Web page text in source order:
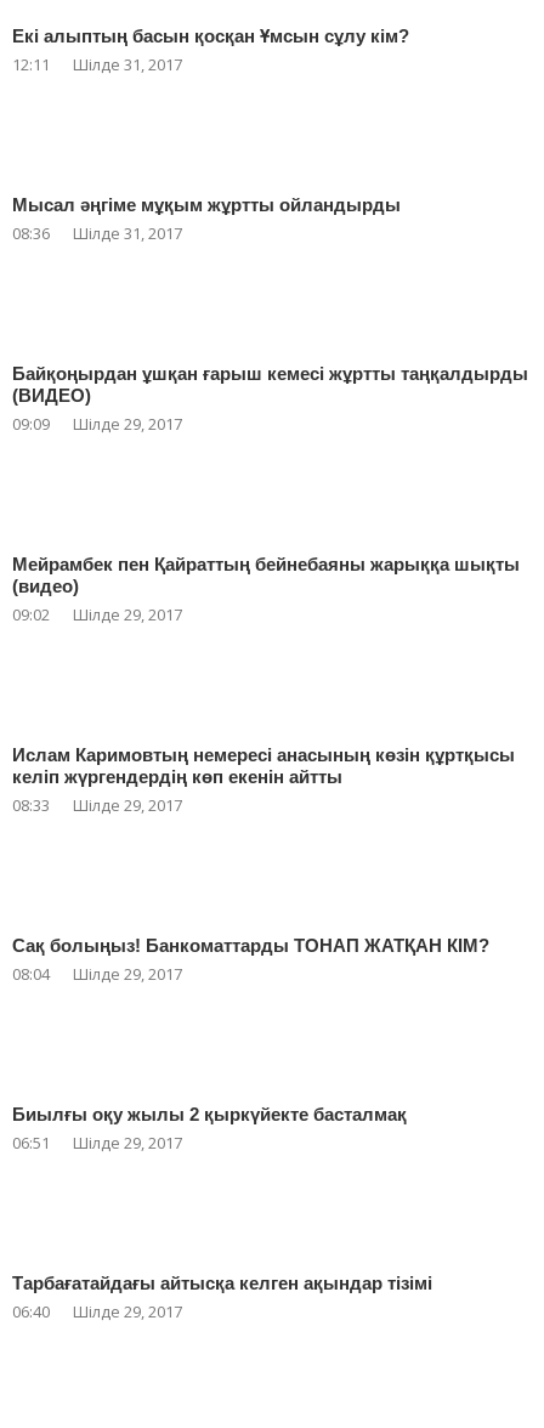
Екі алыптың басын қосқан Ұмсын сұлу кім?
12:11 Шілде 31, 2017
Мысал әңгіме мұқым жұртты ойландырды
08:36 Шілде 31, 2017
Байқоңырдан ұшқан ғарыш кемесі жұртты таңқалдырды
(ВИДЕО)
09:09 Шілде 29, 2017
Мейрамбек пен Қайраттың бейнебаяны жарыққа шықты
(видео)
09:02 Шілде 29, 2017
Ислам Каримовтың немересі анасының көзін құртқысы
келіп жүргендердің көп екенін айтты
08:33 Шілде 29, 2017
Сақ болыңыз! Банкоматтарды ТОНАП ЖАТҚАН КІМ?
08:04 Шілде 29, 2017
Биылғы оқу жылы 2 қыркүйекте басталмақ
06:51 Шілде 29, 2017
Тарбағатайдағы айтысқа келген ақындар тізімі
06:40 Шілде 29, 2017